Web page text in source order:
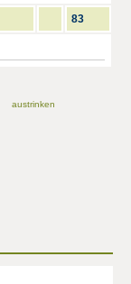
83
austrinken